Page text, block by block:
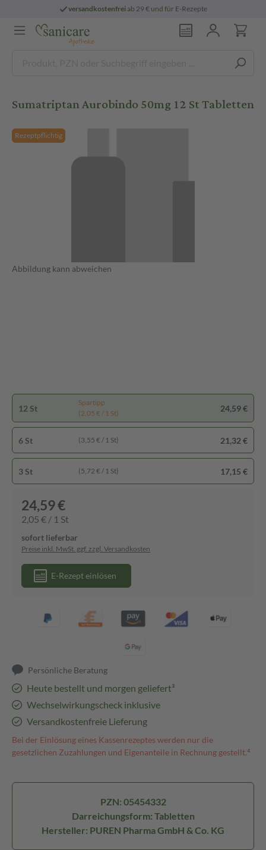
versandkostenfreiab 29 € und für E-Rezepte
Sumatriptan Aurobindo 50mg 12 St Tabletten
Rezeptpflichtig
Abbildung kann abweichen
12 St
Spartipp
(2,05 € / 1 St)
24,59 €
6 St (3,55 € / 1 St) 21,32 €
3 St (5,72 € / 1 St) 17,15 €
24,59 €
2,05 € / 1 St
sofort lieferbar
Preise inkl. MwSt. ggf. zzgl. Versandkosten
E-Rezept einlösen
Persönliche Beratung
Heute bestellt und morgen geliefert³
Wechselwirkungscheck inklusive
Versandkostenfreie Lieferung
Bei der Einlösung eines Kassenrezeptes werden nur die
gesetzlichen Zuzahlungen und Eigenanteile in Rechnung gestellt.⁴
PZN: 05454332
Darreichungsform: Tabletten
Hersteller: PUREN Pharma GmbH & Co. KG